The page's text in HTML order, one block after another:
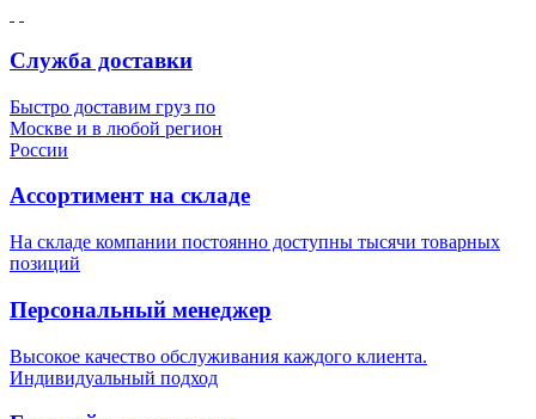
Служба доставки
Быстро доставим груз по
Москве и в любой регион
России
Ассортимент на складе
На складе компании постоянно доступны тысячи товарных
позиций
Персональный менеджер
Высокое качество обслуживания каждого клиента.
Индивидуальный подход